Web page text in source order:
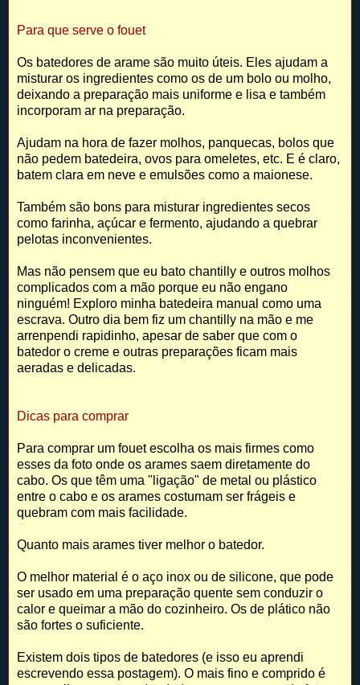
Para que serve o fouet
Os batedores de arame são muito úteis. Eles ajudam a
misturar os ingredientes como os de um bolo ou molho,
deixando a preparação mais uniforme e lisa e também
incorporam ar na preparação.
Ajudam na hora de fazer molhos, panquecas, bolos que
não pedem batedeira, ovos para omeletes, etc. E é claro,
batem clara em neve e emulsões como a maionese.
Também são bons para misturar ingredientes secos
como farinha, açúcar e fermento, ajudando a quebrar
pelotas inconvenientes.
Mas não pensem que eu bato chantilly e outros molhos
complicados com a mão porque eu não engano
ninguém! Exploro minha batedeira manual como uma
escrava. Outro dia bem fiz um chantilly na mão e me
arrenpendi rapidinho, apesar de saber que com o
batedor o creme e outras preparações ficam mais
aeradas e delicadas.
Dicas para comprar
Para comprar um fouet escolha os mais firmes como
esses da foto onde os arames saem diretamente do
cabo. Os que têm uma "ligação" de metal ou plástico
entre o cabo e os arames costumam ser frágeis e
quebram com mais facilidade.
Quanto mais arames tiver melhor o batedor.
O melhor material é o aço inox ou de silicone, que pode
ser usado em uma preparação quente sem conduzir o
calor e queimar a mão do cozinheiro. Os de plático não
são fortes o suficiente.
Existem dois tipos de batedores (e isso eu aprendi
escrevendo essa postagem). O mais fino e comprido é